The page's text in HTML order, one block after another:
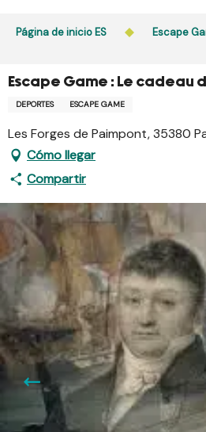
Página de inicio ES Escape
Escape Game : Le cadeau
DEPORTES ESCAPE GAME
Les Forges de Paimpont, 35380
Cómo llegar
Compartir